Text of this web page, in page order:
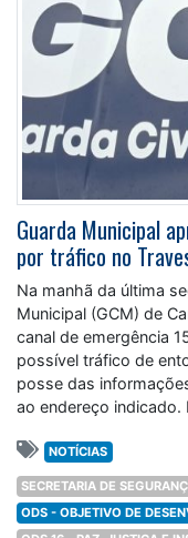
Guarda Municipal
por tráfico no
Na manhã da última
Municipal (GCM) de
canal de emergência
possível tráfico de
posse das
ao endereço indicado.
NOTÍCIAS
SECRETARIA DE
ODS - OBJETIVO DE